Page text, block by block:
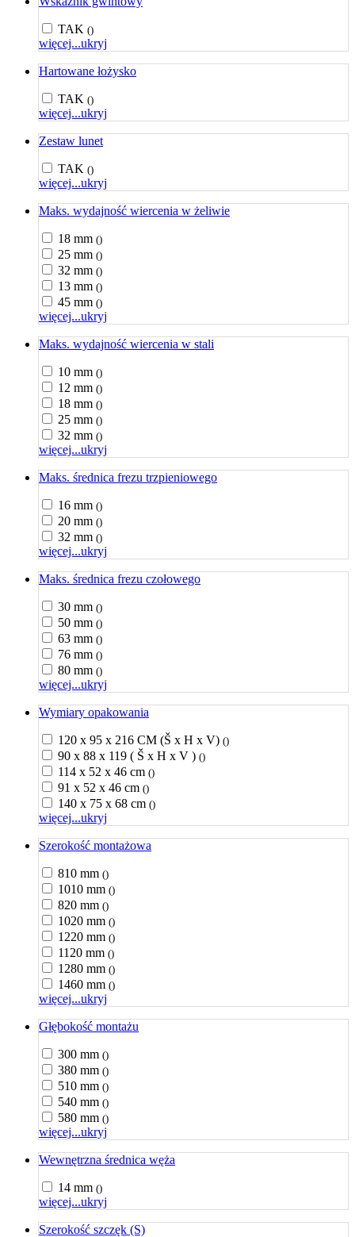
TAK ()
więcej...ukryj
Hartowane łożysko
TAK ()
więcej...ukryj
Zestaw lunet
TAK ()
więcej...ukryj
Maks. wydajność wiercenia w żeliwie
18 mm ()
25 mm ()
32 mm ()
13 mm ()
45 mm ()
więcej...ukryj
Maks. wydajność wiercenia w stali
10 mm ()
12 mm ()
18 mm ()
25 mm ()
32 mm ()
więcej...ukryj
Maks. średnica frezu trzpieniowego
16 mm ()
20 mm ()
32 mm ()
więcej...ukryj
Maks. średnica frezu czołowego
30 mm ()
50 mm ()
63 mm ()
76 mm ()
80 mm ()
więcej...ukryj
Wymiary opakowania
120 x 95 x 216 CM (Š x H x V) ()
90 x 88 x 119 ( Š x H x V ) ()
114 x 52 x 46 cm ()
91 x 52 x 46 cm ()
140 x 75 x 68 cm ()
więcej...ukryj
Szerokość montażowa
810 mm ()
1010 mm ()
820 mm ()
1020 mm ()
1220 mm ()
1120 mm ()
1280 mm ()
1460 mm ()
więcej...ukryj
Głębokość montażu
300 mm ()
380 mm ()
510 mm ()
540 mm ()
580 mm ()
więcej...ukryj
Wewnętrzna średnica węża
14 mm ()
więcej...ukryj
Szerokość szczęk (S)